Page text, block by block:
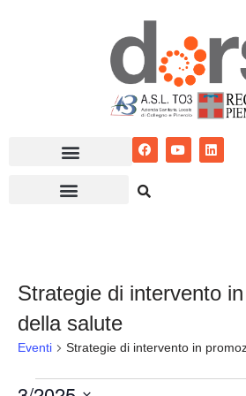
Strategie di intervento
della salute
Eventi Strategie di intervento in